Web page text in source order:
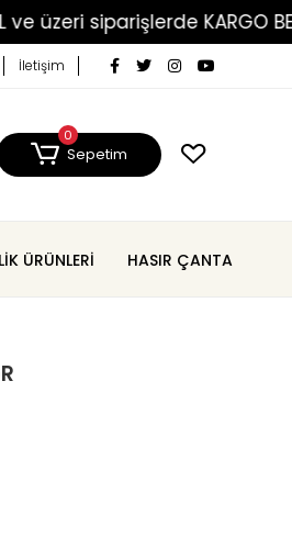
siparişlerde KARGO BEDAVA
İletişim
0
Sepetim
ÜRÜNLERİ HASIR ÇANTA